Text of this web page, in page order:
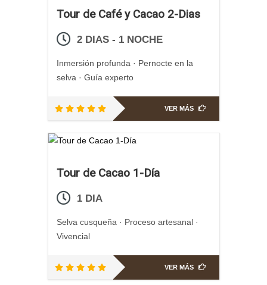
Tour de Café y Cacao 2-Dias
2 DIAS - 1 NOCHE
Inmersión profunda · Pernocte en la
selva · Guía experto
VER MÁS
Tour de Cacao 1-Día
1 DIA
Selva cusqueña · Proceso artesanal ·
Vivencial
VER MÁS